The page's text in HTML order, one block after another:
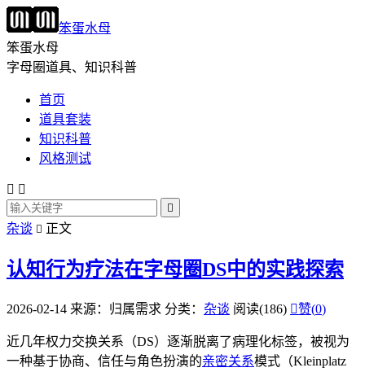
笨蛋水母
笨蛋水母
字母圈道具、知识科普
首页
道具套装
知识科普
风格测试
 

杂谈  正文
认知行为疗法在字母圈DS中的实践探索
2026-02-14 来源：归属需求 分类： 杂谈 阅读(186) 赞(0)
近几年权力交换关系（DS）逐渐脱离了病理化标签，被视为
一种基于协商、信任与角色扮演的亲密关系模式（Kleinplatz